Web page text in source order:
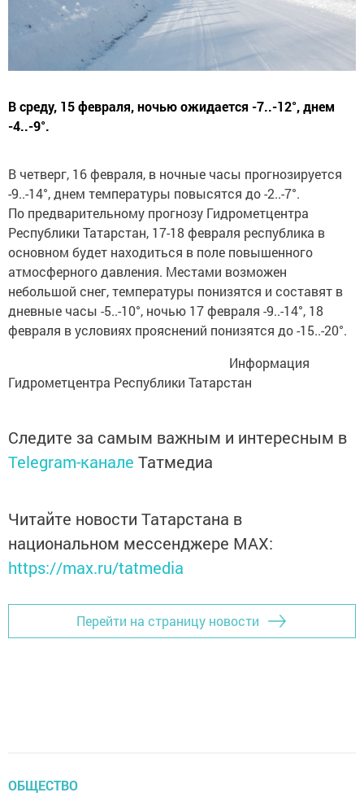
В среду, 15 февраля, ночью ожидается -7..-12°, днем
-4..-9°.
В четверг, 16 февраля, в ночные часы прогнозируется
-9..-14°, днем температуры повысятся до -2..-7°.
По предварительному прогнозу Гидрометцентра
Республики Татарстан, 17-18 февраля республика в
основном будет находиться в поле повышенного
атмосферного давления. Местами возможен
небольшой снег, температуры понизятся и составят в
дневные часы -5..-10°, ночью 17 февраля -9..-14°, 18
февраля в условиях прояснений понизятся до -15..-20°.
Информация
Гидрометцентра Республики Татарстан
Следите за самым важным и интересным в
Telegram-канале Татмедиа
Читайте новости Татарстана в
национальном мессенджере MАХ:
https://max.ru/tatmedia
Перейти на страницу новости
ОБЩЕСТВО